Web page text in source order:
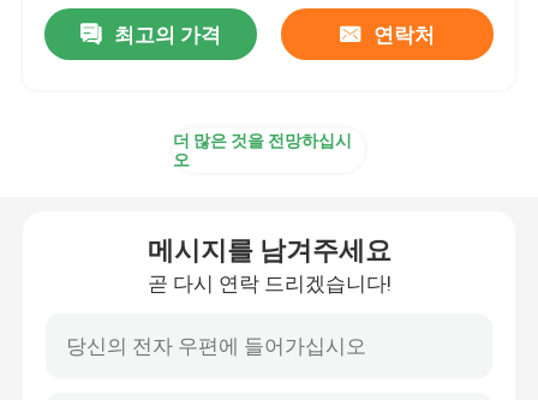
최고의 가격 연락처
더 많은 것을 전망하십시
오
메시지를 남겨주세요
곧 다시 연락 드리겠습니다!